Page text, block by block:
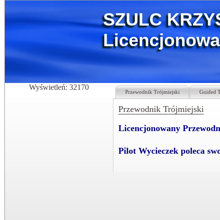
SZULC
Wyświetleń: 32170
Przewodnik Trójmiejski Guided
Przewodnik Trójmiejski
Licencjonowany
Pilot Wycieczek poleca